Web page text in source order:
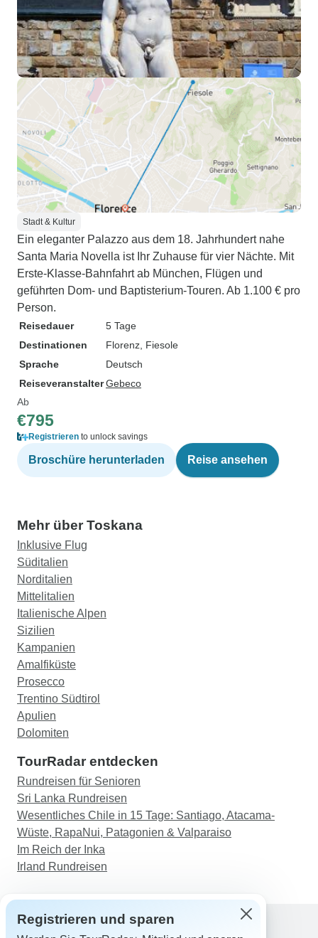
Stadt & Kultur
Ein eleganter Palazzo aus dem 18. Jahrhundert nahe
Santa Maria Novella ist Ihr Zuhause für vier Nächte. Mit
Erste-Klasse-Bahnfahrt ab München, Flügen und
geführten Dom- und Baptisterium-Touren. Ab 1.100 € pro
Person.
Reisedauer
5 Tage
Destinationen
Florenz , Fiesole
Sprache
Deutsch
ReiseveranstalterGebeco
Ab
€795
Registrieren to unlock savings
Broschüre herunterladen Reise ansehen
Mehr über Toskana
Inklusive Flug
Süditalien
Norditalien
Mittelitalien
Italienische Alpen
Sizilien
Kampanien
Amalfiküste
Prosecco
Trentino Südtirol
Apulien
Dolomiten
TourRadar entdecken
Rundreisen für Senioren
Sri Lanka Rundreisen
Wesentliches Chile in 15 Tage: Santiago, Atacama-
Wüste, RapaNui, Patagonien & Valparaiso
Im Reich der Inka
Irland Rundreisen
Registrieren und sparen